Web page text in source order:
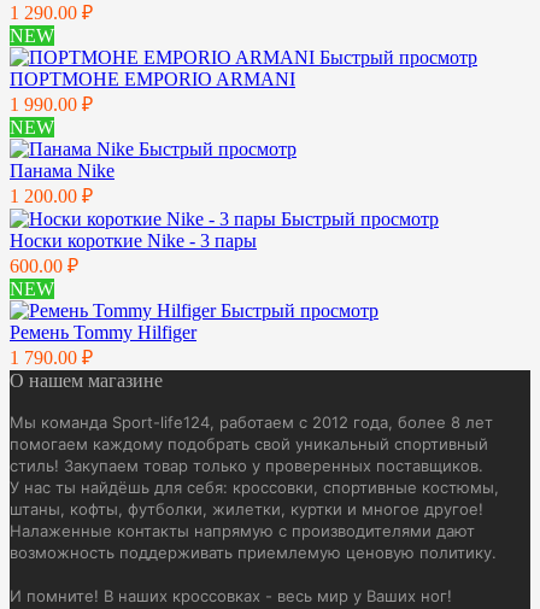
1 290.00 ₽
NEW
Быстрый просмотр
ПОРТМОНЕ EMPORIO ARMANI
1 990.00 ₽
NEW
Быстрый просмотр
Панама Nike
1 200.00 ₽
Быстрый просмотр
Носки короткие Nike - 3 пары
600.00 ₽
NEW
Быстрый просмотр
Ремень Tommy Hilfiger
1 790.00 ₽
О нашем магазине
Мы команда Sport-life124, работаем с 2012 года, более 8 лет
помогаем каждому подобрать свой уникальный спортивный
стиль! Закупаем товар только у проверенных поставщиков.
У нас ты найдёшь для себя: кроссовки, спортивные костюмы,
штаны, кофты, футболки, жилетки, куртки и многое другое!
Налаженные контакты напрямую с производителями дают
возможность поддерживать приемлемую ценовую политику.
И помните! В наших кроссовках - весь мир у Ваших ног!